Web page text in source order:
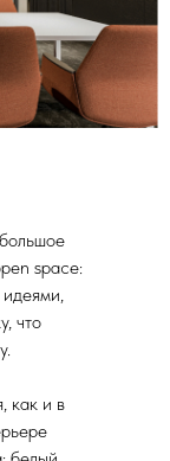
space:
идеями,
что
как и в